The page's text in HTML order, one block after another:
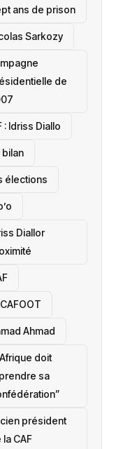
ans de prison
Sarkozy
de
: Idriss Diallo
bilan
élections
Diallor
Ahmad
doit
sa
président
la CAF